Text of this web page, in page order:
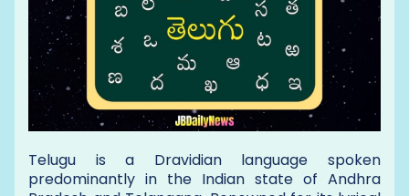
Telugu is a Dravidian language spoken
predominantly in the Indian state of Andhra